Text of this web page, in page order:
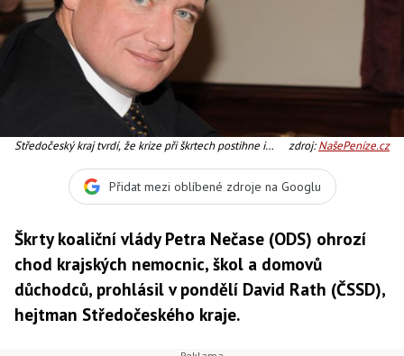
Středočeský kraj tvrdí, že krize při škrtech postihne i
zdroj:NašePeníze.cz
Přidat mezi oblíbené zdroje na Googlu
Škrty koaliční vlády Petra Nečase (ODS) ohrozí
chod krajských nemocnic, škol a domovů
důchodců, prohlásil v pondělí David Rath (ČSSD),
hejtman Středočeského kraje.